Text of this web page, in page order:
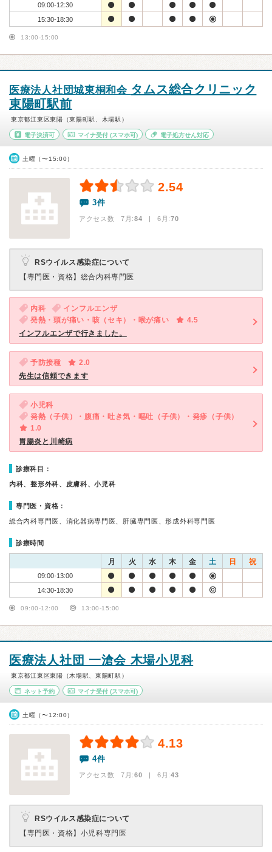
09:00-12:30
15:30-18:30
13:00-15:00
医療法人社団城東桐和会 タムス総合クリニック
東陽町駅前
東京都江東区東陽（東陽町駅、木場駅）
電子決済可 マイナ受付(スマホ可) 電子処方せん対応
土曜（〜15:00）
2.54
3件
アクセス数 7月:84 | 6月:70
RSウイルス感染症について
【専門医・資格】 総合内科専門医
内科
インフルエンザ
発熱・頭が痛い・咳（セキ）・喉が痛い
4.5
インフルエンザで行きました。
予防接種
2.0
先生は信頼できます
小児科
発熱（子供）・腹痛・吐き気・嘔吐（子供）・発疹（子供）
1.0
胃腸炎と川崎病
診療科目：
内科、整形外科、皮膚科、小児科
専門医・資格：
総合内科専門医、消化器病専門医、肝臓専門医、形成外科専門医
診療時間
月 火 水 木 金 土 日 祝
09:00-13:00
14:30-18:30
09:00-12:00 13:00-15:00
医療法人社団 一滄会 木場小児科
東京都江東区東陽（木場駅、東陽町駅）
ネット予約 マイナ受付(スマホ可)
土曜（〜12:00）
4.13
4件
アクセス数 7月:60 | 6月:43
RSウイルス感染症について
【専門医・資格】 小児科専門医